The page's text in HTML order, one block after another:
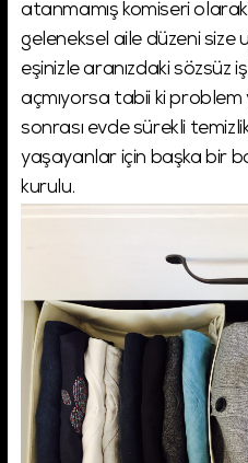
atanmamış komiseri
geleneksel aile düzeni size
eşinizle aranızdaki sözsüz
açmıyorsa tabii ki problem
sonrası evde sürekli
yaşayanlar için başka bir
kurulu.